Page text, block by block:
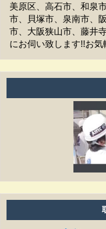
洗濯物は干せますか
工事前の近隣への
お支払方法は現金
アフターフォロー
養生ビニールがし
ン等は普通に使えます
工事期間はどのく
塗り替えは何年ぐ
雨の日も作業しま
細かい壁のひび割
美原区、高石市、和泉
市、貝塚市、泉南市、
市、大阪狭山市、藤井
にお伺い致します!!お気